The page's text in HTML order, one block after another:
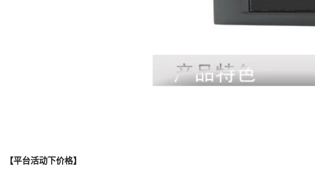
【平台活动下价格】